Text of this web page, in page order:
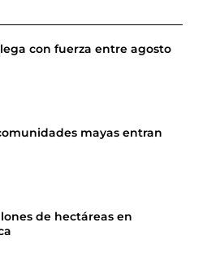
con fuerza entre agosto
mayas entran
de hectáreas en